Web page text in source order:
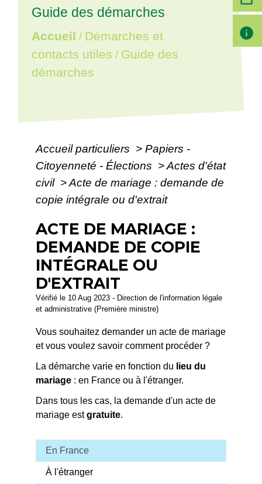
Guide des démarches
Accueil / Démarches et
contacts utiles / Guide des
démarches
Accueil particuliers > Papiers -
Citoyenneté - Élections >Actes d'état
civil >Acte de mariage : demande de
copie intégrale ou d'extrait
ACTE DE MARIAGE :
DEMANDE DE COPIE
INTÉGRALE OU
D'EXTRAIT
Vérifié le 10 Aug 2023 - Direction de l'information légale
et administrative (Première ministre)
Vous souhaitez demander un acte de mariage
et vous voulez savoir comment procéder ?
La démarche varie en fonction du lieu du
mariage : en France ou à l'étranger.
Dans tous les cas, la demande d'un acte de
mariage estgratuite.
En France
À l'étranger
info